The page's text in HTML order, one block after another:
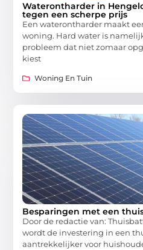
Waterontharder in
tegen een scherpe prijs
Een waterontharder maakt
woning. Hard water is
probleem dat niet zomaar
kiest
Woning En Tuin
Besparingen met een
Door de redactie van:
wordt de investering in een
aantrekkelijker voor